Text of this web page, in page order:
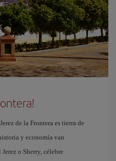
de la Frontera es tierra de
y economía van
o Sherry, célebre